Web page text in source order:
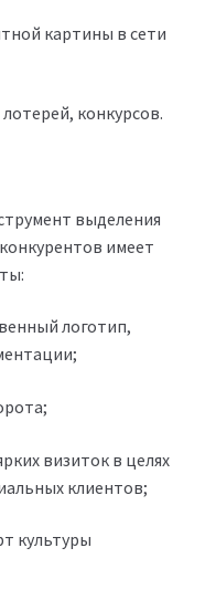
картины в сети
конкурсов.
выделения
имеет
логотип,
визиток в целях
клиентов;
культуры